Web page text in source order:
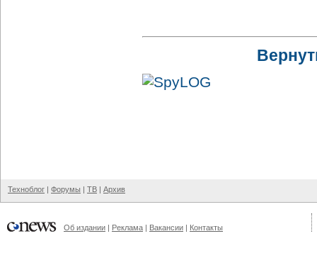
Техноблог | Форумы | ТВ | Архив
Об издании | Реклама | Вакансии | Контакты